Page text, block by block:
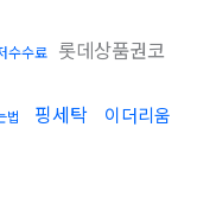
수수료 롯데상품권코
법 핑세탁
이더리움